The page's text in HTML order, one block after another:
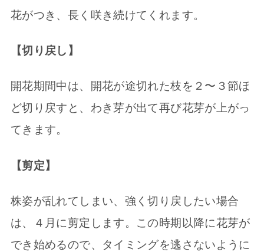
花がつき、長く咲き続けてくれます。
【切り戻し】
開花期間中は、開花が途切れた枝を２〜３節ほ
ど切り戻すと、わき芽が出て再び花芽が上がっ
てきます。
【剪定】
株姿が乱れてしまい、強く切り戻したい場合
は、４月に剪定します。この時期以降に花芽が
でき始めるので、タイミングを逃さないように